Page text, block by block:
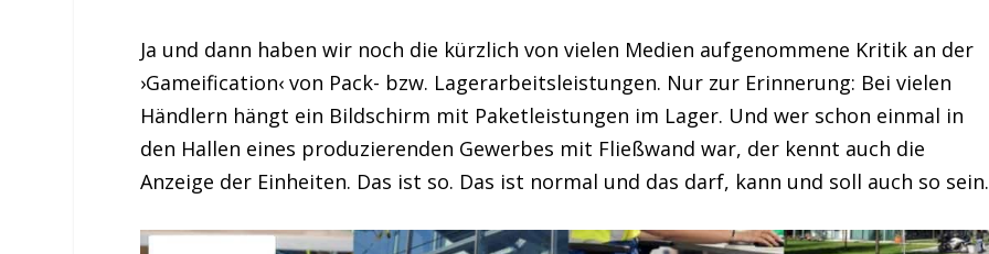
Ja und dann haben wir noch die kürzlich von vielen Medien aufgenommene Kritik an der
›Gameification‹ von Pack- bzw. Lagerarbeitsleistungen. Nur zur Erinnerung: Bei vielen
Händlern hängt ein Bildschirm mit Paketleistungen im Lager. Und wer schon einmal in
den Hallen eines produzierenden Gewerbes mit Fließwand war, der kennt auch die
Anzeige der Einheiten. Das ist so. Das ist normal und das darf, kann und soll auch so sein.